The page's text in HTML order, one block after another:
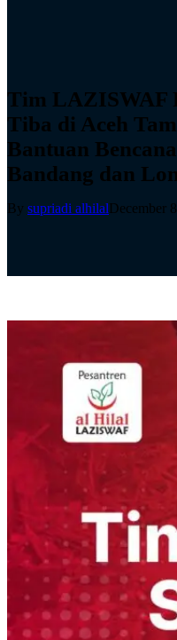
Tim LAZISWAF
Tiba di Aceh
Bantuan
Bandang dan
By supriadi alhilalDecember